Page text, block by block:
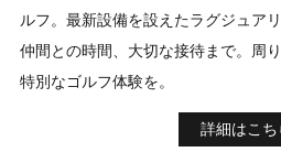
ルフ。最新設備を設えたラグジュア
仲間との時間、大切な接待まで。周
特別なゴルフ体験を。
詳細はこち